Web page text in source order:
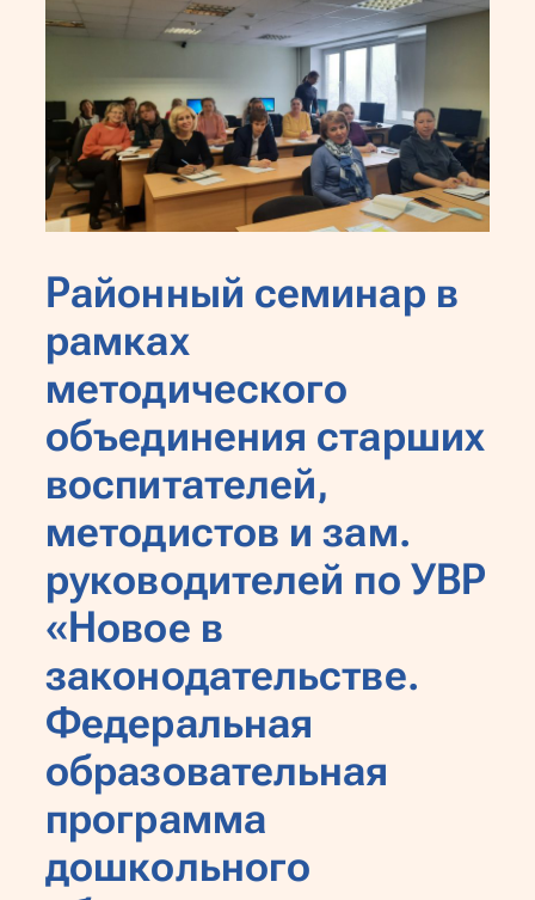
Районный семинар в
рамках
методического
объединения старших
воспитателей,
методистов и зам.
руководителей по УВР
«Новое в
законодательстве.
Федеральная
образовательная
программа
дошкольного